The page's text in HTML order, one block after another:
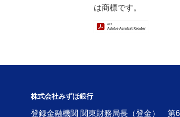
は商標です。
株式会社みずほ銀行
登録金融機関 関東財務局長（登金） 第